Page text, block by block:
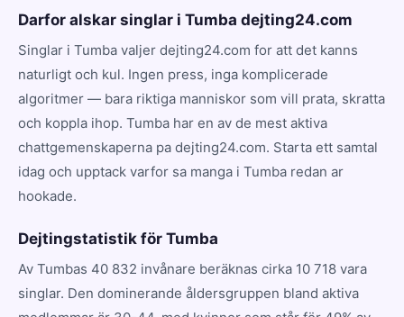
Darfor alskar singlar i Tumba dejting24.com
Singlar i Tumba valjer dejting24.com for att det kanns
naturligt och kul. Ingen press, inga komplicerade
algoritmer — bara riktiga manniskor som vill prata, skratta
och koppla ihop. Tumba har en av de mest aktiva
chattgemenskaperna pa dejting24.com. Starta ett samtal
idag och upptack varfor sa manga i Tumba redan ar
hookade.
Dejtingstatistik för Tumba
Av Tumbas 40 832 invånare beräknas cirka 10 718 vara
singlar. Den dominerande åldersgruppen bland aktiva